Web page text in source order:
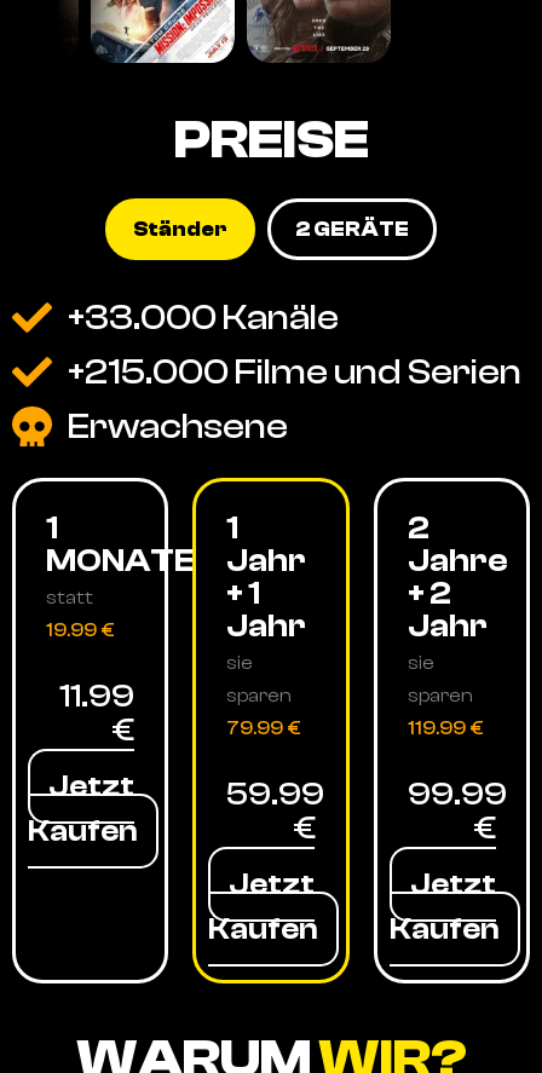
PREISE
Ständer 2 GERÄTE
+33.000 Kanäle
+215.000 Filme und Serien
Erwachsene
1
MONATE
statt
19.99 €
11.99
€
Jetzt
Kaufen
1
Jahr
+ 1
Jahr
sie
sparen
79.99 €
59.99
€
Jetzt
Kaufen
2
Jahre
+ 2
Jahr
sie
sparen
119.99 €
99.99
€
Jetzt
Kaufen
WARUMWIR?